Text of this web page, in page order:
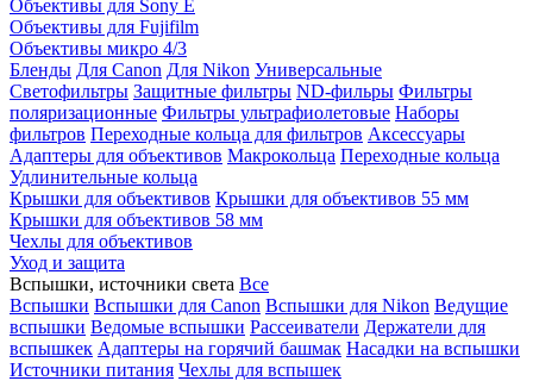
Объективы для Sony E
Объективы для Fujifilm
Объективы микро 4/3
Бленды Для Canon Для Nikon Универсальные
Светофильтры Защитные фильтры ND-фильры Фильтры
поляризационные Фильтры ультрафиолетовые Наборы
фильтров Переходные кольца для фильтров Аксессуары
Адаптеры для объективов Макрокольца Переходные кольца
Удлинительные кольца
Крышки для объективов Крышки для объективов 55 мм
Крышки для объективов 58 мм
Чехлы для объективов
Уход и защита
Вспышки, источники света Все
Вспышки Вспышки для Canon Вспышки для Nikon Ведущие
вспышки Ведомые вспышки Рассеиватели Держатели для
вспышкек Адаптеры на горячий башмак Насадки на вспышки
Источники питания Чехлы для вспышек